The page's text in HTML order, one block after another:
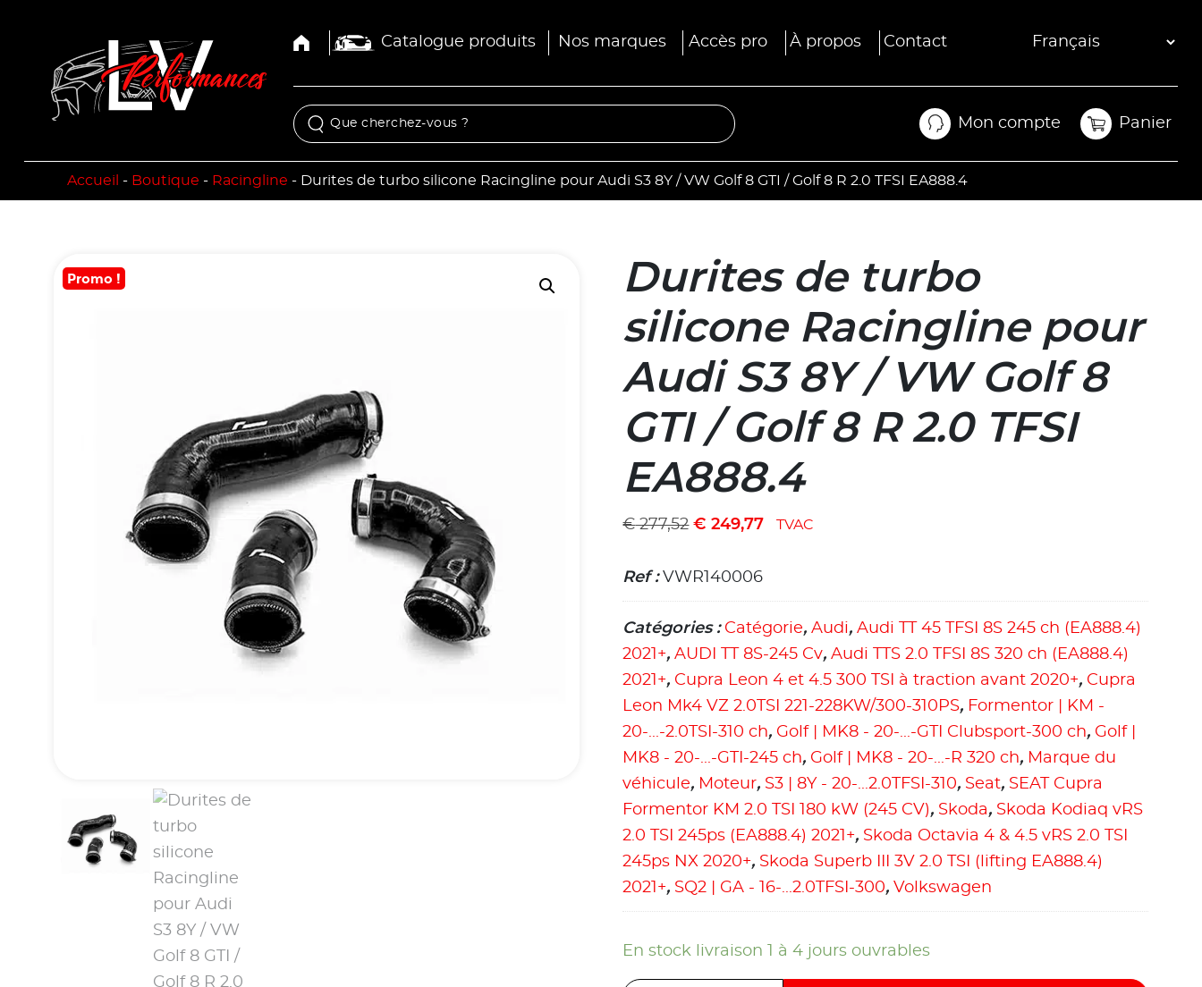
Catalogue produits Nos marques Accès pro À propos Contact
Mon compte
Mon compte
Panier
Panier
Accueil - Boutique - Racingline - Durites de turbo silicone Racingline pour Audi S3 8Y / VW Golf 8 GTI / Golf 8 R 2.0 TFSI EA888.4
Promo !
Durites de turbo
silicone Racingline pour
Audi S3 8Y / VW Golf 8
GTI / Golf 8 R 2.0 TFSI
EA888.4
€277,52 € 249,77 TVAC
Ref :VWR140006
Catégories : Catégorie,Audi,Audi TT 45 TFSI 8S 245 ch (EA888.4)
2021+,AUDI TT 8S-245 Cv,Audi TTS 2.0 TFSI 8S 320 ch (EA888.4)
2021+, Cupra Leon 4 et 4.5 300 TSI à traction avant 2020+, Cupra
Leon Mk4 VZ 2.0TSI 221-228KW/300-310PS, Formentor | KM -
20-...-2.0TSI-310 ch, Golf | MK8 - 20-...-GTI Clubsport-300 ch, Golf |
MK8 - 20-...-GTI-245 ch, Golf | MK8 - 20-...-R 320 ch, Marque du
véhicule, Moteur, S3 | 8Y - 20-...2.0TFSI-310, Seat, SEAT Cupra
Formentor KM 2.0 TSI 180 kW (245 CV), Skoda, Skoda Kodiaq vRS
2.0 TSI 245ps (EA888.4) 2021+, Skoda Octavia 4 & 4.5 vRS 2.0 TSI
245ps NX 2020+, Skoda Superb III 3V 2.0 TSI (lifting EA888.4)
2021+, SQ2 | GA - 16-...2.0TFSI-300,Volkswagen
En stock livraison 1 à 4 jours ouvrables